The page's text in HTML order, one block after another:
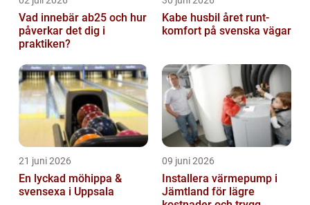
Vad innebär ab25 och hur
påverkar det dig i
praktiken?
Kabe husbil året runt-
komfort på svenska vägar
21 juni 2026
En lyckad möhippa &
svensexa i Uppsala
09 juni 2026
Installera värmepump i
Jämtland för lägre